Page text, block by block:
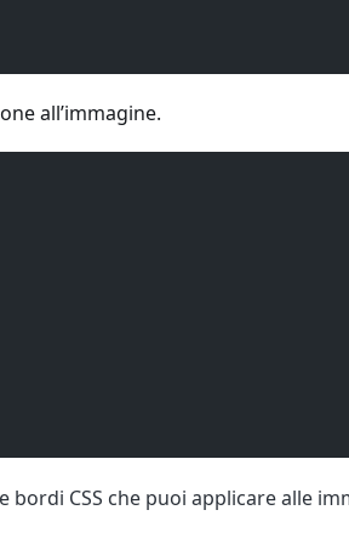
all’immagine.
CSS che puoi applicare alle